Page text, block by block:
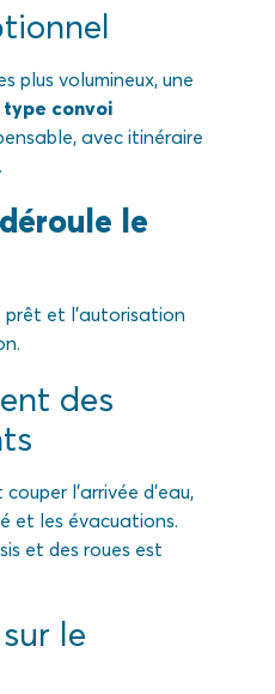
plus volumineux, une
type convoi
avec itinéraire
le
et l’autorisation
des
l’arrivée d’eau,
et les évacuations.
et des roues est
le